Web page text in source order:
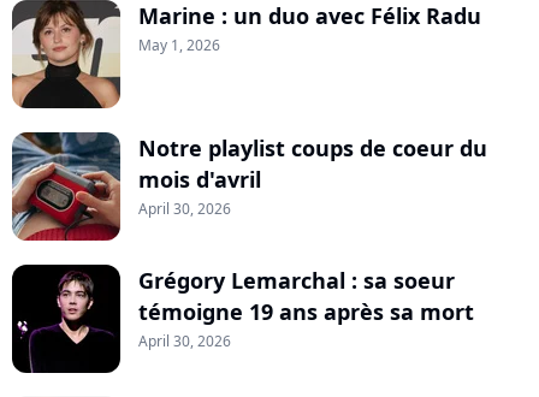
Marine : un duo avec Félix Radu
May 1, 2026
Notre playlist coups de coeur du
mois d'avril
April 30, 2026
Grégory Lemarchal : sa soeur
témoigne 19 ans après sa mort
April 30, 2026